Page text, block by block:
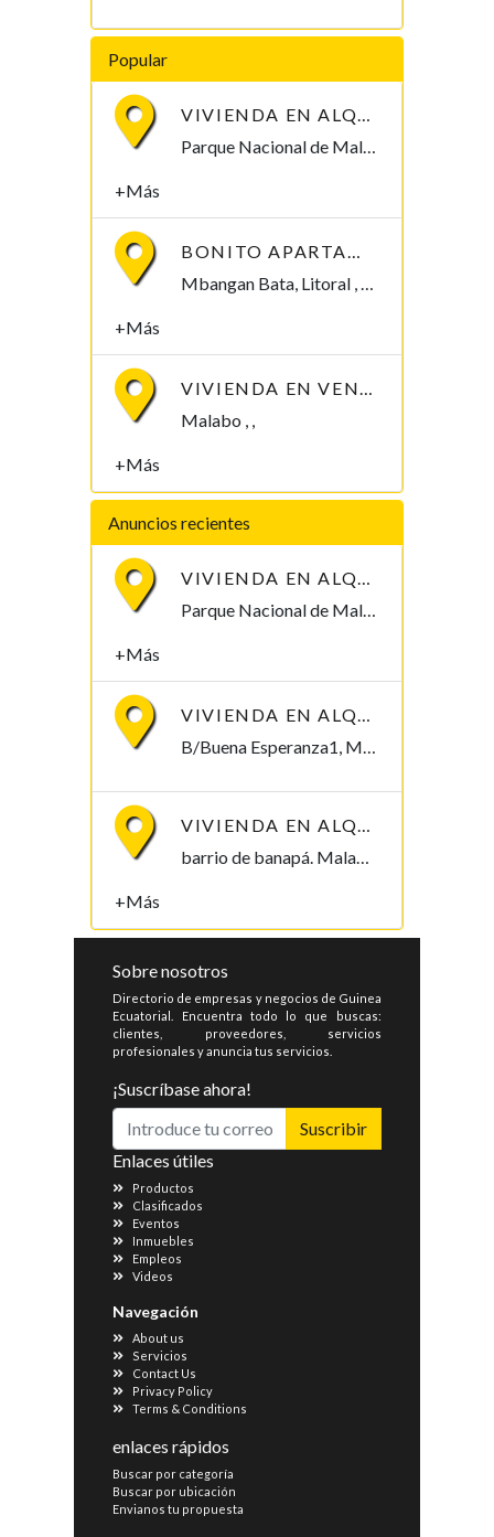
Popular
VIVIENDA EN ALQUILER POR PARQUE NACIONAL DE MALABO
Parque Nacional de Malabo Malabo, Bioko Norte , Guinea Ecuatorial
+Más
BONITO APARTAMENTO EN MBANGAN II, BATA
Mbangan Bata, Litoral , Guinea Ecuatorial
+Más
VIVIENDA EN VENTA. 8 MILLONES
Malabo , ,
+Más
Anuncios recientes
VIVIENDA EN ALQUILER POR PARQUE NACIONAL DE MALABO
Parque Nacional de Malabo Malabo, Bioko Norte , Guinea Ecuatorial
+Más
VIVIENDA EN ALQUILER, B/BUENA ESPERANZA1. 250.000/MES
B/Buena Esperanza1, Malabo Malabo, Bioko Norte , Guinea Ecuatorial
VIVIENDA EN ALQUILER, B/ BANAPÁ 2.000.000
barrio de banapá. Malabo Malabo, Bioko Norte , Guinea Ecuatorial
+Más
Sobre nosotros
Directorio de empresas y negocios de Guinea
Ecuatorial. Encuentra todo lo que buscas:
clientes, proveedores, servicios
profesionales y anuncia tus servicios.
¡Suscríbase ahora!
Suscribir
Enlaces útiles
Productos
Clasificados
Eventos
Inmuebles
Empleos
Videos
Navegación
About us
Servicios
Contact Us
Privacy Policy
Terms & Conditions
enlaces rápidos
Buscar por categoría
Buscar por ubicación
Envianos tu propuesta